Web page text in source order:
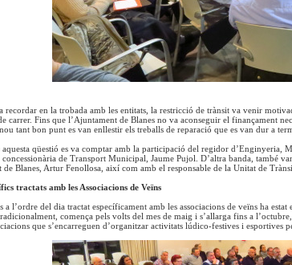
recordar en la trobada amb les entitats, la restricció de trànsit va venir
carrer. Fins que l’Ajuntament de Blanes no va aconseguir el finançament
tant bon punt es van enllestir els treballs de reparació que es van dur a
qüestió es va comptar amb la participació del regidor
concessionària de Transport Municipal, Jaume Pujol. D’altra banda, també
de Blanes, Artur Fenollosa, així com amb el responsable de la Unitat de
tractats amb les Associacions de Veïns
a l’ordre del dia tractat específicament amb les associacions de veïns ha
comença pels volts del mes de maig i s’allarga fins a
que s’encarreguen d’organitzar activitats lúdico-festives i esportives